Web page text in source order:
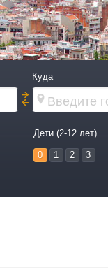
Куда
Дети (2-12 лет)
0 1 2 3